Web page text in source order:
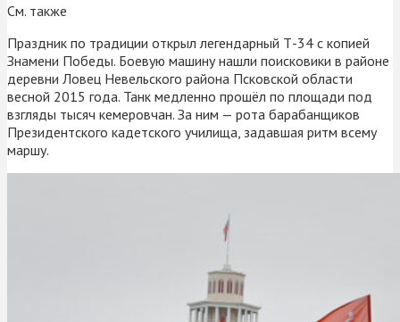
См. также
Праздник по традиции открыл легендарный Т-34 с копией
Знамени Победы. Боевую машину нашли поисковики в районе
деревни Ловец Невельского района Псковской области
весной 2015 года. Танк медленно прошёл по площади под
взгляды тысяч кемеровчан. За ним — рота барабанщиков
Президентского кадетского училища, задавшая ритм всему
маршу.